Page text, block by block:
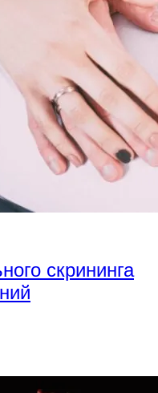
скрининга